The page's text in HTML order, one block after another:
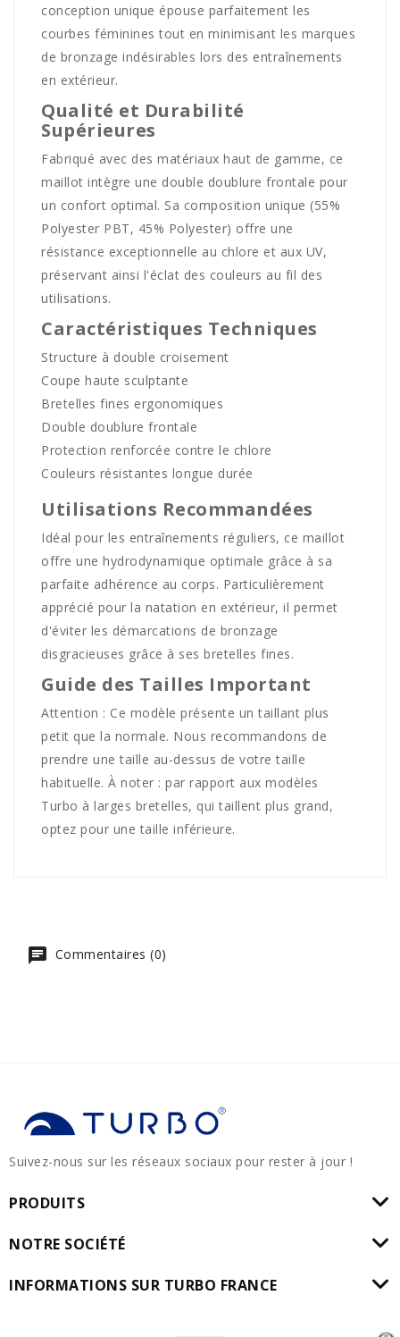
conception unique épouse parfaitement les
courbes féminines tout en minimisant les marques
de bronzage indésirables lors des entraînements
en extérieur.
Qualité et Durabilité
Supérieures
Fabriqué avec des matériaux haut de gamme, ce
maillot intègre une double doublure frontale pour
un confort optimal. Sa composition unique (55%
Polyester PBT, 45% Polyester) offre une
résistance exceptionnelle au chlore et aux UV,
préservant ainsi l'éclat des couleurs au fil des
utilisations.
Caractéristiques Techniques
Structure à double croisement
Coupe haute sculptante
Bretelles fines ergonomiques
Double doublure frontale
Protection renforcée contre le chlore
Couleurs résistantes longue durée
Utilisations Recommandées
Idéal pour les entraînements réguliers, ce maillot
offre une hydrodynamique optimale grâce à sa
parfaite adhérence au corps. Particulièrement
apprécié pour la natation en extérieur, il permet
d'éviter les démarcations de bronzage
disgracieuses grâce à ses bretelles fines.
Guide des Tailles Important
Attention : Ce modèle présente un taillant plus
petit que la normale. Nous recommandons de
prendre une taille au-dessus de votre taille
habituelle. À noter : par rapport aux modèles
Turbo à larges bretelles, qui taillent plus grand,
optez pour une taille inférieure.
Commentaires (0)
Suivez-nous sur les réseaux sociaux pour rester à jour !
PRODUITS
NOTRE SOCIÉTÉ
INFORMATIONS SUR TURBO FRANCE